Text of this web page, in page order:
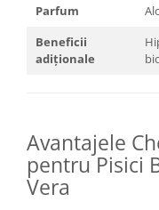
Parfum
Beneficii
adiționale
Avantajele
pentru Pisici
Vera